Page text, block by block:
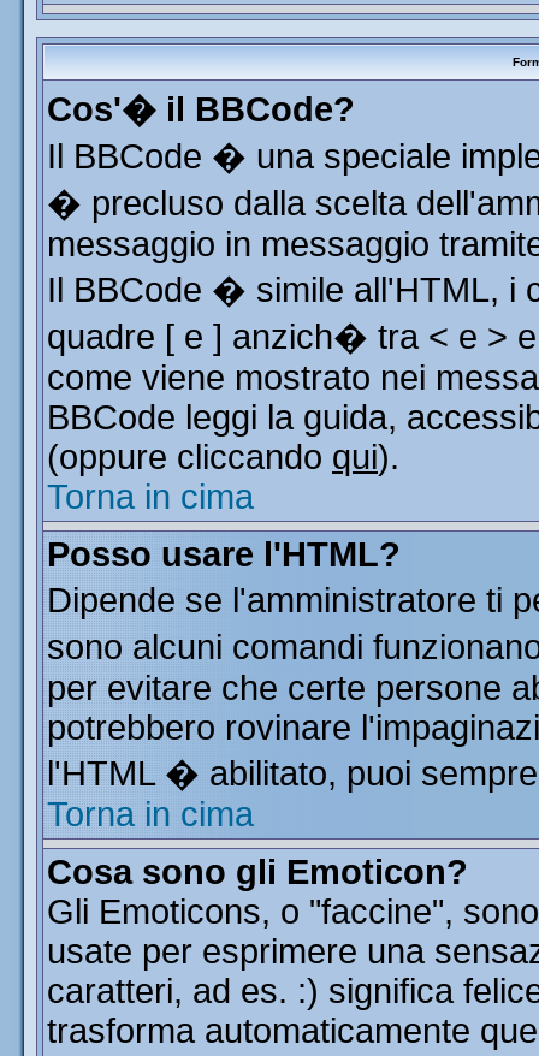
Cos'� il BBCode?
Il BBCode � una speciale
� precluso dalla scelta
messaggio in messaggio
Il BBCode � simile all'HTML, i
quadre [ e ] anzich� tra < e >
come viene mostrato nei
BBCode leggi la guida,
(oppure cliccando qui).
Torna in cima
Posso usare l'HTML?
Dipende se l'amministratore ti
sono alcuni comandi
per evitare che certe persone
potrebbero rovinare
l'HTML � abilitato, puoi
Torna in cima
Cosa sono gli Emoticon?
Gli Emoticons, o "faccine",
usate per esprimere una
caratteri, ad es. :) significa
trasforma automaticamente